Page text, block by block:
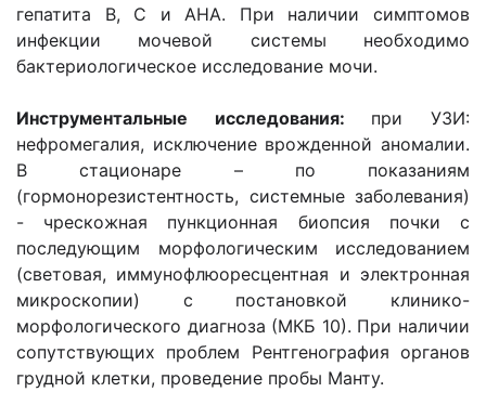
гепатита В, С и АНА. При наличии симптомов
инфекции мочевой системы необходимо
бактериологическое исследование мочи.
Инструментальные исследования: при УЗИ:
нефромегалия, исключение врожденной аномалии.
В стационаре – по показаниям
(гормонорезистентность, системные заболевания)
- чрескожная пункционная биопсия почки с
последующим морфологическим исследованием
(световая, иммунофлюоресцентная и электронная
микроскопии) с постановкой клинико-
морфологического диагноза (МКБ 10). При наличии
сопутствующих проблем Рентгенография органов
грудной клетки, проведение пробы Манту.